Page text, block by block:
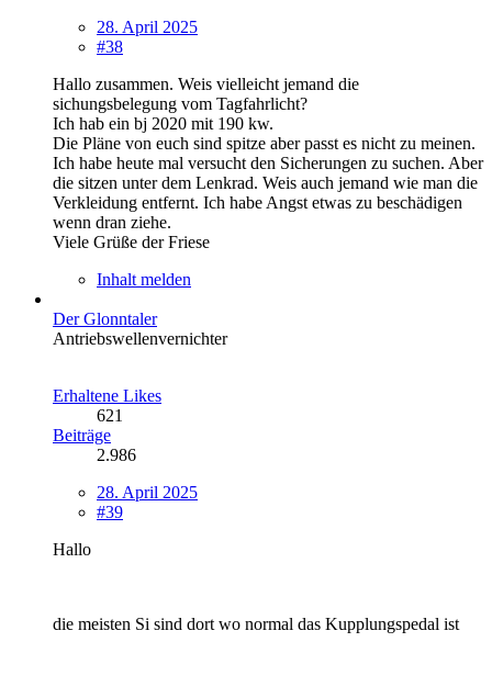
28. April 2025
#38
Hallo zusammen. Weis vielleicht jemand die
sichungsbelegung vom Tagfahrlicht?
Ich hab ein bj 2020 mit 190 kw.
Die Pläne von euch sind spitze aber passt es nicht zu meinen.
Ich habe heute mal versucht den Sicherungen zu suchen. Aber
die sitzen unter dem Lenkrad. Weis auch jemand wie man die
Verkleidung entfernt. Ich habe Angst etwas zu beschädigen
wenn dran ziehe.
Viele Grüße der Friese
Inhalt melden
Der Glonntaler
Antriebswellenvernichter
Erhaltene Likes
621
Beiträge
2.986
28. April 2025
#39
Hallo
die meisten Si sind dort wo normal das Kupplungspedal ist